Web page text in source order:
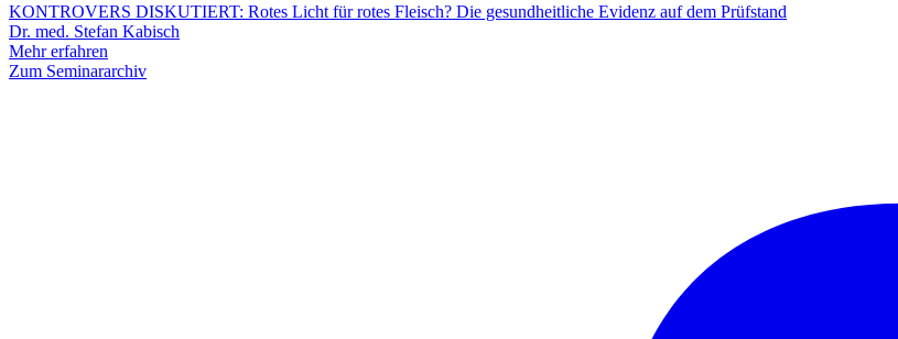
KONTROVERS DISKUTIERT: Rotes Licht für rotes Fleisch? Die gesundheitliche Evidenz auf dem Prüfstand
Dr. med. Stefan Kabisch
Mehr erfahren
Zum Seminararchiv